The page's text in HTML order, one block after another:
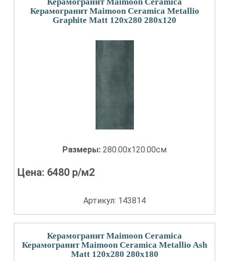
Керамогранит Maimoon Ceramica Metallio
Graphite Matt 120x280 280x120
Размеры: 280.00x120.00см
Цена: 6480 р/м2
Артикул: 143814
Керамогранит Maimoon Ceramica
Керамогранит Maimoon Ceramica Metallio Ash
Matt 120x280 280x180